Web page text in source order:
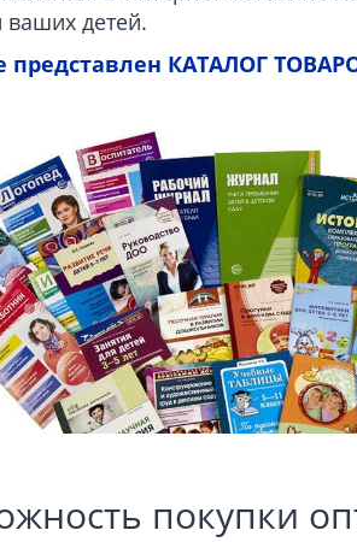
ваших детей.
представлен КАТАЛОГ
покупки